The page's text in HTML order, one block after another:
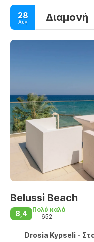
28
Αυγ Διαμονή
Belussi Beach
8,4
Πολύ καλά
652
Drosia Kypseli -